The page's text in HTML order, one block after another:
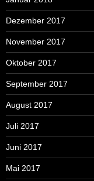
Dezember 2017
November 2017
Oktober 2017
September 2017
August 2017
Juli 2017
Juni 2017
Mai 2017